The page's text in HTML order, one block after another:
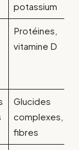
potassium
Protéines,
vitamine D
Glucides
complexes,
fibres